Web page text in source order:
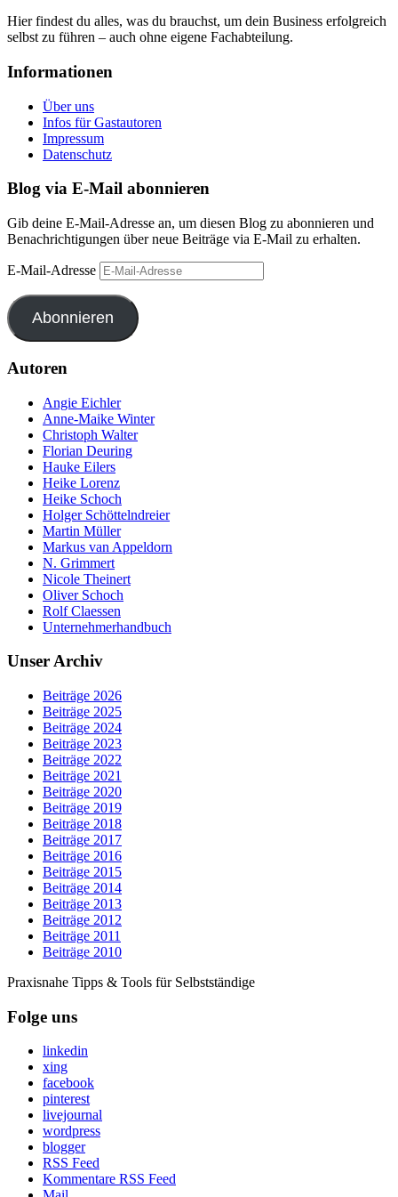
Hier findest du alles, was du brauchst, um dein Business erfolgreich
selbst zu führen – auch ohne eigene Fachabteilung.
Informationen
Über uns
Infos für Gastautoren
Impressum
Datenschutz
Blog via E-Mail abonnieren
Gib deine E-Mail-Adresse an, um diesen Blog zu abonnieren und
Benachrichtigungen über neue Beiträge via E-Mail zu erhalten.
E-Mail-Adresse
Abonnieren
Autoren
Angie Eichler
Anne-Maike Winter
Christoph Walter
Florian Deuring
Hauke Eilers
Heike Lorenz
Heike Schoch
Holger Schöttelndreier
Martin Müller
Markus van Appeldorn
N. Grimmert
Nicole Theinert
Oliver Schoch
Rolf Claessen
Unternehmerhandbuch
Unser Archiv
Beiträge 2026
Beiträge 2025
Beiträge 2024
Beiträge 2023
Beiträge 2022
Beiträge 2021
Beiträge 2020
Beiträge 2019
Beiträge 2018
Beiträge 2017
Beiträge 2016
Beiträge 2015
Beiträge 2014
Beiträge 2013
Beiträge 2012
Beiträge 2011
Beiträge 2010
Praxisnahe Tipps & Tools für Selbstständige
Folge uns
linkedin
xing
facebook
pinterest
livejournal
wordpress
blogger
RSS Feed
Kommentare RSS Feed